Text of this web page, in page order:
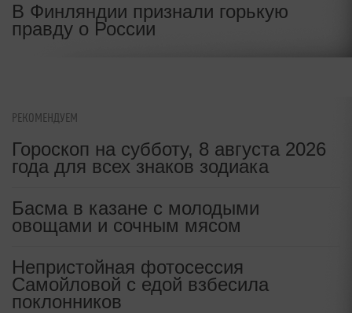
В Финляндии признали горькую
правду о России
РЕКОМЕНДУЕМ
Гороскоп на субботу, 8 августа 2026
года для всех знаков зодиака
Басма в казане с молодыми
овощами и сочным мясом
Непристойная фотосессия
Самойловой с едой взбесила
поклонников